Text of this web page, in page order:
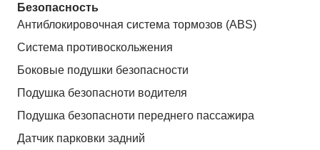
Безопасность
Антиблокировочная система тормозов (ABS)
Система противоскольжения
Боковые подушки безопасности
Подушка безопасноти водителя
Подушка безопасноти переднего пассажира
Датчик парковки задний